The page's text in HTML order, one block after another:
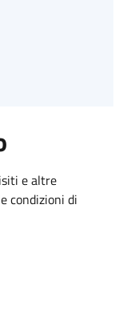
e altre
condizioni di